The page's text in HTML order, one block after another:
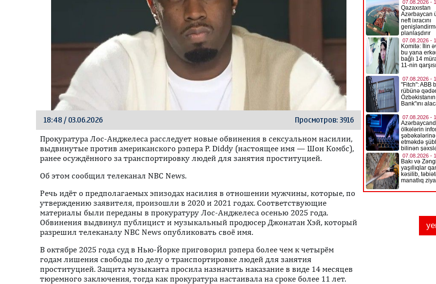
18:48 / 03.06.2026 Просмотров: 3916
Прокуратура Лос-Анджелеса расследует новые обвинения в сексуальном насилии,
выдвинутые против американского рэпера P. Diddy (настоящее имя — Шон Комбс),
ранее осуждённого за транспортировку людей для занятия проституцией.
Об этом сообщил телеканал NBC News.
Речь идёт о предполагаемых эпизодах насилия в отношении мужчины, которые, по
утверждению заявителя, произошли в 2020 и 2021 годах. Соответствующие
материалы были переданы в прокуратуру Лос-Анджелеса осенью 2025 года.
Обвинения выдвинул публицист и музыкальный продюсер Джонатан Хэй, который
разрешил телеканалу NBC News опубликовать своё имя.
В октябре 2025 года суд в Нью-Йорке приговорил рэпера более чем к четырём
годам лишения свободы по делу о транспортировке людей для занятия
проституцией. Защита музыканта просила назначить наказание в виде 14 месяцев
тюремного заключения, тогда как прокуратура настаивала на сроке более 11 лет.